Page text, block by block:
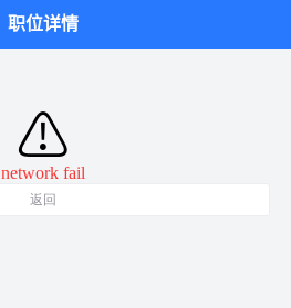
职位详情
⚠
network fail
返回